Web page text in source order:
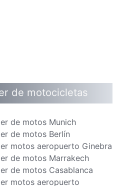
de motocicletas
de motos Munich
de motos Berlín
motos aeropuerto Ginebra
de motos Marrakech
de motos Casablanca
motos aeropuerto